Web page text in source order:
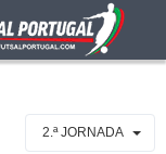
2.ª JORNADA